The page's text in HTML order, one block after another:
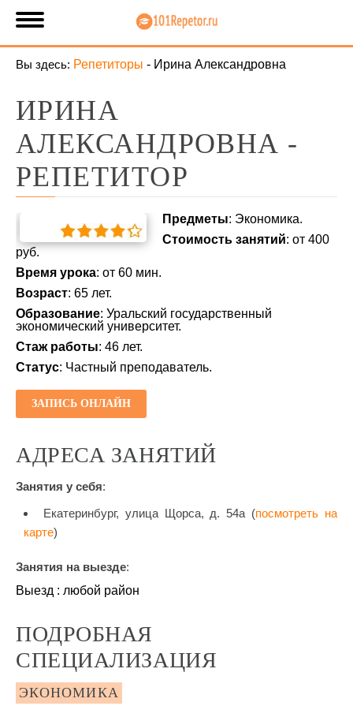
Вы здесь: Репетиторы - Ирина Александровна
ИРИНА
АЛЕКСАНДРОВНА -
РЕПЕТИТОР
Предметы: Экономика.
Стоимость занятий: от 400
руб.
Время урока: от 60 мин.
Возраст: 65 лет.
Образование: Уральский государственный
экономический университет.
Стаж работы: 46 лет.
Статус: Частный преподаватель.
ЗАПИСЬ ОНЛАЙН
АДРЕСА ЗАНЯТИЙ
Занятия у себя:
Екатеринбург, улица Щорса, д. 54а (посмотреть на
карте)
Занятия на выезде:
Выезд : любой район
ПОДРОБНАЯ
СПЕЦИАЛИЗАЦИЯ
ЭКОНОМИКА